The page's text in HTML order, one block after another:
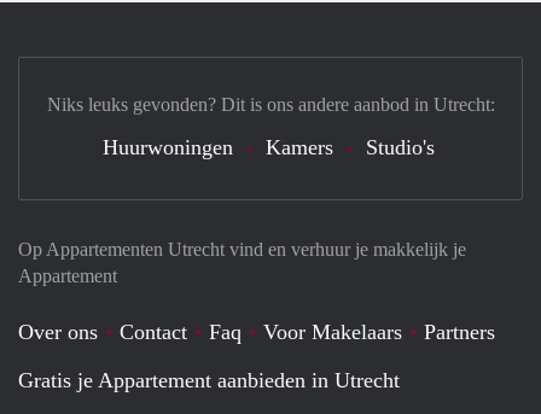
Op Appartementen Utrecht vind en verhuur je makkelijk je
Appartement
Over ons Contact Faq Voor Makelaars
Partners
Gratis je Appartement aanbieden in Utrecht
Niks leuks gevonden? Dit is ons andere aanbod in Utrecht:
Huurwoningen Kamers Studio's